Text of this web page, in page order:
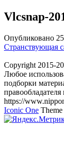
Vlcsnap-
Опубликовано
Странствующая
Copyright 2015-
Любое
подборки
https://
Iconic One